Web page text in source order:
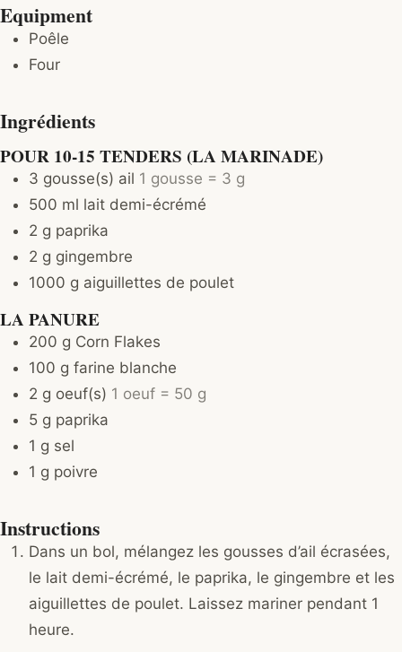
Equipment
Poêle
Four
Ingrédients
POUR 10-15 TENDERS (LA MARINADE)
3 gousse(s) ail 1 gousse = 3 g
500 ml lait demi-écrémé
2 g paprika
2 g gingembre
1000 g aiguillettes de poulet
LA PANURE
200 g Corn Flakes
100 g farine blanche
2 g oeuf(s) 1 oeuf = 50 g
5 g paprika
1 g sel
1 g poivre
Instructions
Dans un bol, mélangez les gousses d’ail écrasées,
le lait demi-écrémé, le paprika, le gingembre et les
aiguillettes de poulet. Laissez mariner pendant 1
heure.